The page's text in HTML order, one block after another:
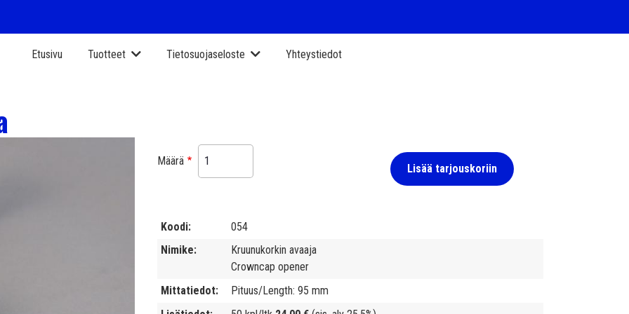
Etusivu Tuotteet Tietosuojaseloste Yhteystiedot
Määrä
Lisää tarjouskoriin
Koodi
054
Nimike
Kruunukorkin avaaja
Crowncap opener
Mittatiedot
Pituus/Length: 95 mm